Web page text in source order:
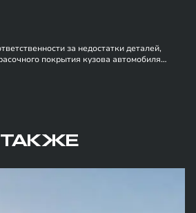
за недостатки деталей,
покрытия кузова автомобиля
хранения или транспортировки
ТАКЖЕ